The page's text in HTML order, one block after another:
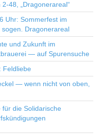
48, „Dragonerareal“
Uhr: Sommerfest im
Dragonerareal
und Zukunft im
— auf Spurensuche
Feldliebe
— wenn nicht von oben,
die Solidarische